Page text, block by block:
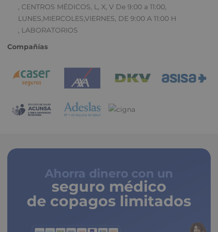
, CENTROS MÉDICOS, L, X, V De 9:00 a 11:00,
LUNES,MIERCOLES,VIERNES, DE 9:00 A 11:00 H
, LABORATORIOS
Compañías
Ahorra dinero con un
seguro médico
de copagos limitados